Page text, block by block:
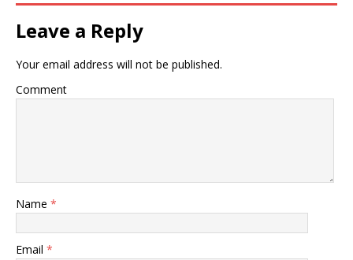
Leave a Reply
Your email address will not be published.
Comment
Name *
Email *